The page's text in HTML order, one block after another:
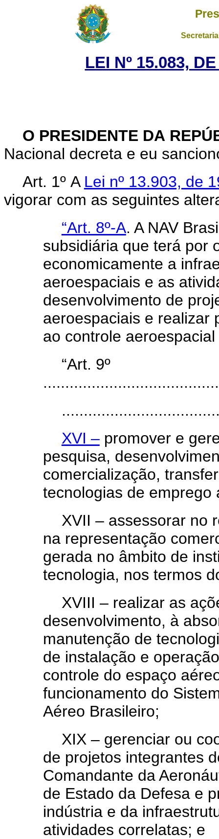
LEI Nº 15.083,
O PRESIDENTE DA
Nacional decreta e eu
Art. 1º A Lei nº 13.903, de
vigorar com as seguintes
“Art. 8º-A. A NAV
subsidiária que terá por
economicamente a
aeroespaciais e as
desenvolvimento de
aeroespaciais e realizar
ao controle
“Art. 9º
XVI –promover e
pesquisa,
comercialização,
tecnologias de emprego
XVII – assessorar no
na representação
gerada no âmbito de
tecnologia, nos termos
XVIII – realizar as
desenvolvimento, à
manutenção de
de instalação e
controle do espaço
funcionamento do
Aéreo Brasileiro;
XIX – gerenciar ou
de projetos integrantes
Comandante da
de Estado da Defesa e
indústria e da
atividades correlatas; e